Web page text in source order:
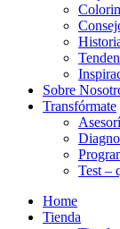
Sobre
Transfórmate
Test –
Home
Tienda